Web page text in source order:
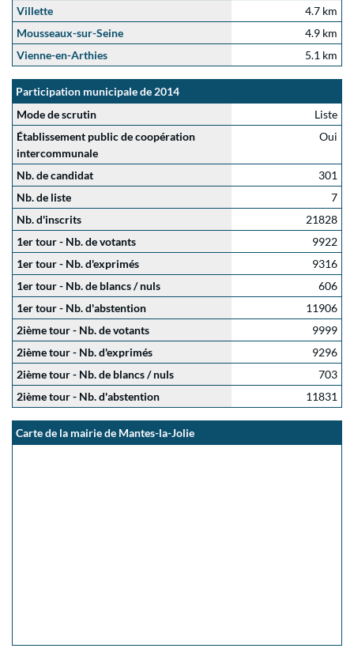
Villette
4.7 km
Mousseaux-sur-Seine
4.9 km
Vienne-en-Arthies
5.1 km
Participation municipale de 2014
Mode de scrutin
Liste
Établissement public de coopération
intercommunale
Oui
Nb. de candidat
301
Nb. de liste
7
Nb. d'inscrits
21828
1er tour - Nb. de votants
9922
1er tour - Nb. d'exprimés
9316
1er tour - Nb. de blancs / nuls
606
1er tour - Nb. d'abstention
11906
2ième tour - Nb. de votants
9999
2ième tour - Nb. d'exprimés
9296
2ième tour - Nb. de blancs / nuls
703
2ième tour - Nb. d'abstention
11831
Carte de la mairie de Mantes-la-Jolie